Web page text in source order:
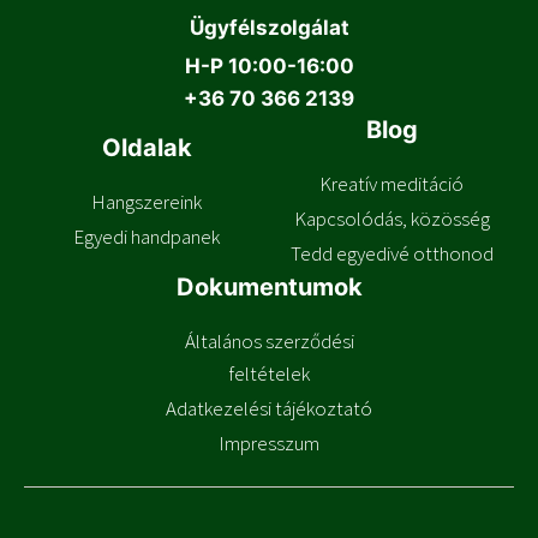
Ügyfélszolgálat
H-P 10:00-16:00
+36 70 366 2139
Oldalak
Hangszereink
Egyedi handpanek
Blog
Kreatív meditáció
Kapcsolódás, közösség
Tedd egyedivé otthonod
Dokumentumok
Általános szerződési
feltételek
Adatkezelési tájékoztató
Impresszum